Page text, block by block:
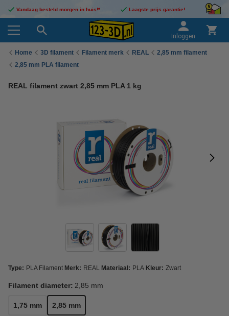
Vandaag besteld morgen in huis!* Laagste prijs garantie!
Inloggen
Home 3D filament Filament merk REAL
2,85 mm filament
2,85 mm PLA filament
REAL filament zwart 2,85 mm PLA 1 kg
Type: PLA Filament Merk: REAL Materiaal: PLA Kleur: Zwart
Filament diameter: 2,85 mm
1,75 mm 2,85 mm